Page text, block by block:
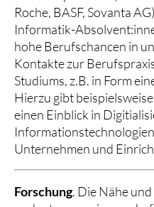
Roche, BASF, Sovanta
Informatik-
hohe Berufschancen in
Kontakte zur
Studiums, z.B. in Form
Hierzu gibt
einen Einblick in
Unternehmen und
Forschung. Die Nähe